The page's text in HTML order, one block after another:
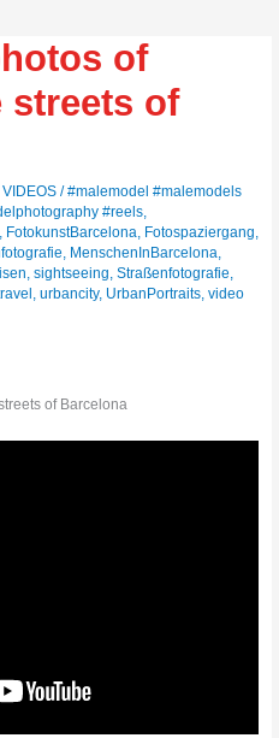
of
streets of
,VIDEOS /#malemodel #malemodels
#reels
FotokunstBarcelona Fotospaziergang
MenschenInBarcelona
,sightseeing ,Straßenfotografie
,urbancity, UrbanPortraits ,video
of Barcelona